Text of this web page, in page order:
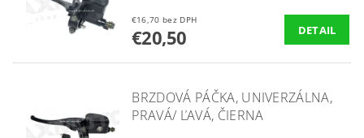
€16,70 bez DPH
€20,50 DETAIL
BRZDOVÁ PÁČKA, UNIVERZÁLNA,
PRAVÁ/ ĽAVÁ, ČIERNA